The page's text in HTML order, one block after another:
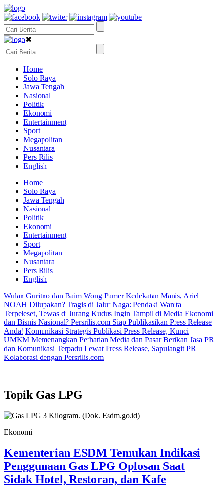
✖
Home
Solo Raya
Jawa Tengah
Nasional
Politik
Ekonomi
Entertainment
Sport
Megapolitan
Nusantara
Pers Rilis
English
Home
Solo Raya
Jawa Tengah
Nasional
Politik
Ekonomi
Entertainment
Sport
Megapolitan
Nusantara
Pers Rilis
English
Wulan Guritno dan Baim Wong Pamer Kedekatan Manis, Ariel
NOAH Dilupakan? Tragis di Jalur Naga: Pendaki Wanita
Terpeleset, Tewas di Jurang Kudus Ingin Tampil di Media Ekonomi
dan Bisnis Nasional? Persrilis.com Siap Publikasikan Press Release
Anda! Komunikasi Strategis Publikasi Press Release, Kunci
UMKM Memenangkan Perhatian Media dan Pasar Berikan Jasa PR
dan Komunikasi Terpadu Lewat Press Release, Sapulangit PR
Kolaborasi dengan Persrilis.com
Topik Gas LPG
Ekonomi
Kementerian ESDM Temukan Indikasi
Penggunaan Gas LPG Oplosan Saat
Sidak Hotel, Restoran, dan Kafe